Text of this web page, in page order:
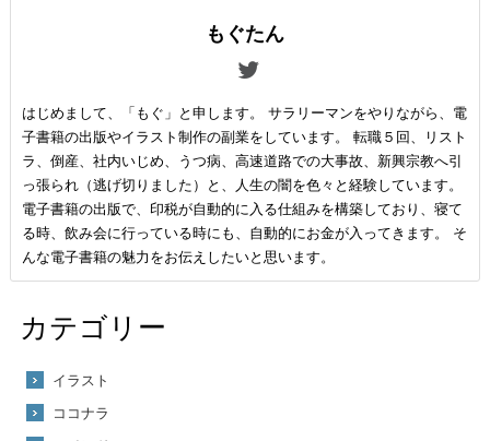
もぐたん
はじめまして、「もぐ」と申します。 サラリーマンをやりながら、電
子書籍の出版やイラスト制作の副業をしています。 転職５回、リスト
ラ、倒産、社内いじめ、うつ病、高速道路での大事故、新興宗教へ引
っ張られ（逃げ切りました）と、人生の闇を色々と経験しています。
電子書籍の出版で、印税が自動的に入る仕組みを構築しており、寝て
る時、飲み会に行っている時にも、自動的にお金が入ってきます。 そ
んな電子書籍の魅力をお伝えしたいと思います。
カテゴリー
イラスト
ココナラ